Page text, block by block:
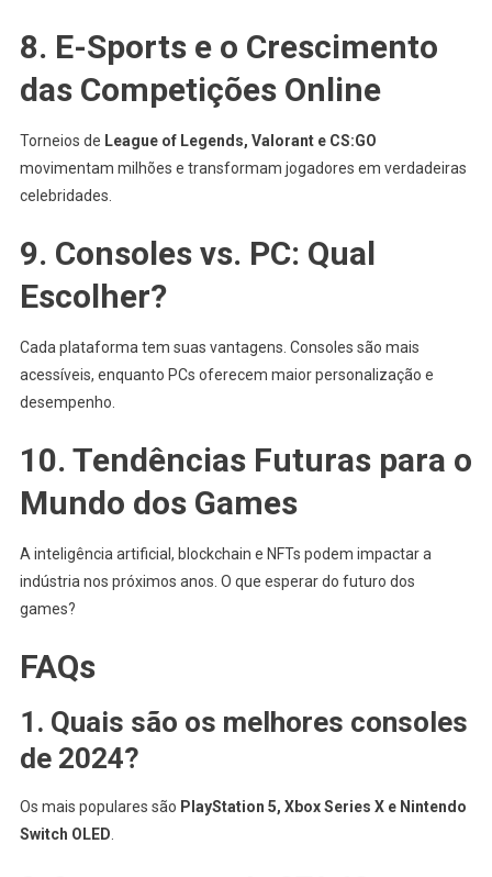
8. E-Sports e o Crescimento
das Competições Online
Torneios de League of Legends, Valorant e CS:GO
movimentam milhões e transformam jogadores em verdadeiras
celebridades.
9. Consoles vs. PC: Qual
Escolher?
Cada plataforma tem suas vantagens. Consoles são mais
acessíveis, enquanto PCs oferecem maior personalização e
desempenho.
10. Tendências Futuras para o
Mundo dos Games
A inteligência artificial, blockchain e NFTs podem impactar a
indústria nos próximos anos. O que esperar do futuro dos
games?
FAQs
1. Quais são os melhores consoles
de 2024?
Os mais populares são PlayStation 5, Xbox Series X e Nintendo
Switch OLED.